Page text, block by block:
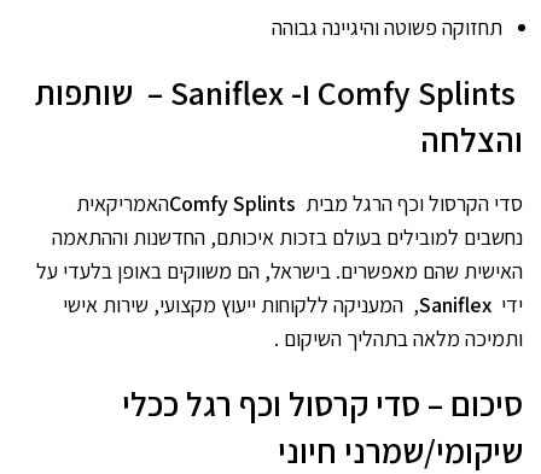
תחזוקה פשוטה והיגיינה גבוהה
ו- Saniflex –
שותפות
והצלחה
סדי הקרסול וכף הרגל מבית Comfy Splintsהאמריקאית
נחשבים למובילים בעולם בזכות איכותם, החדשנות וההתאמה
האישית שהם מאפשרים. בישראל, הם משווקים באופן בלעדי על
ידי Saniflex, המעניקה ללקוחות ייעוץ מקצועי, שירות אישי
ותמיכה מלאה בתהליך השיקום .
סיכום – סדי קרסול וכף רגל ככלי
שיקומי/שמרני חיוני